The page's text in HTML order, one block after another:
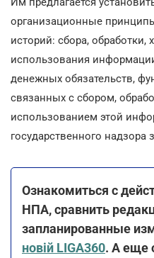
организационные
историй: сбора, обработки,
использования
денежных обязательств,
связанных с сбором,
использованием этой
государственного надзора
Ознакомиться с
НПА, сравнить
запланированные
новій LIGA360. А еще